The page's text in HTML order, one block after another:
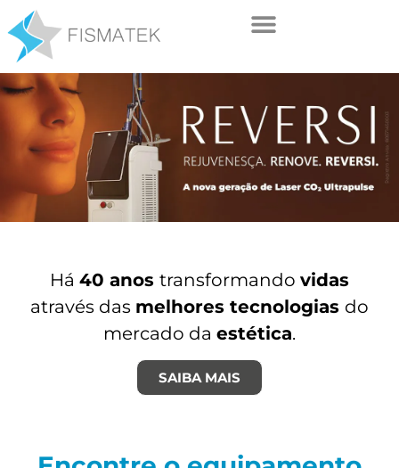
Há 40 anos transformando vidas
através das melhores tecnologias do
mercado da estética.
SAIBA MAIS